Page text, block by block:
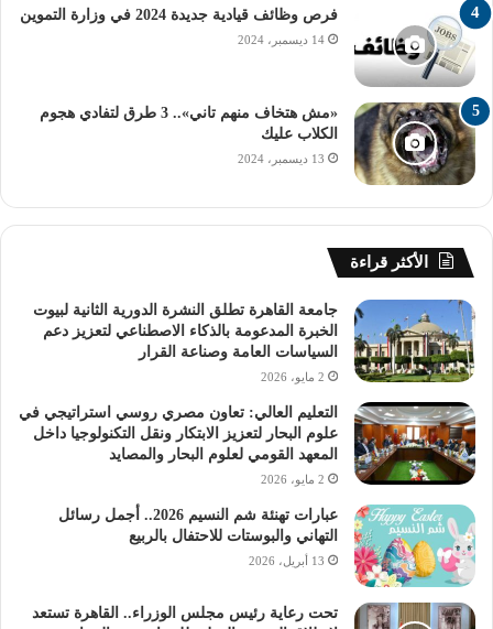
فرص وظائف قيادية جديدة 2024 في وزارة التموين
14 ديسمبر، 2024
«مش هتخاف منهم تاني».. 3 طرق لتفادي هجوم
الكلاب عليك
13 ديسمبر، 2024
الأكثر قراءة
جامعة القاهرة تطلق النشرة الدورية الثانية لبيوت
الخبرة المدعومة بالذكاء الاصطناعي لتعزيز دعم
السياسات العامة وصناعة القرار
2 مايو، 2026
التعليم العالي: تعاون مصري روسي استراتيجي في
علوم البحار لتعزيز الابتكار ونقل التكنولوجيا داخل
المعهد القومي لعلوم البحار والمصايد
2 مايو، 2026
عبارات تهنئة شم النسيم 2026.. أجمل رسائل
التهاني والبوستات للاحتفال بالربيع
13 أبريل، 2026
تحت رعاية رئيس مجلس الوزراء.. القاهرة تستعد